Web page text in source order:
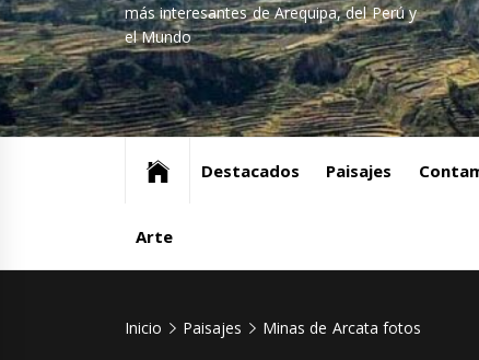
más interesantes de Arequipa, del Perú y
el Mundo
Destacados Paisajes
Arte
Inicio Paisajes Minas de Arcata fotos